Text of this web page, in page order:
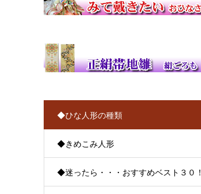
◆ひな人形の種類
◆きめこみ人形
◆迷ったら・・・おすすめベスト３０！